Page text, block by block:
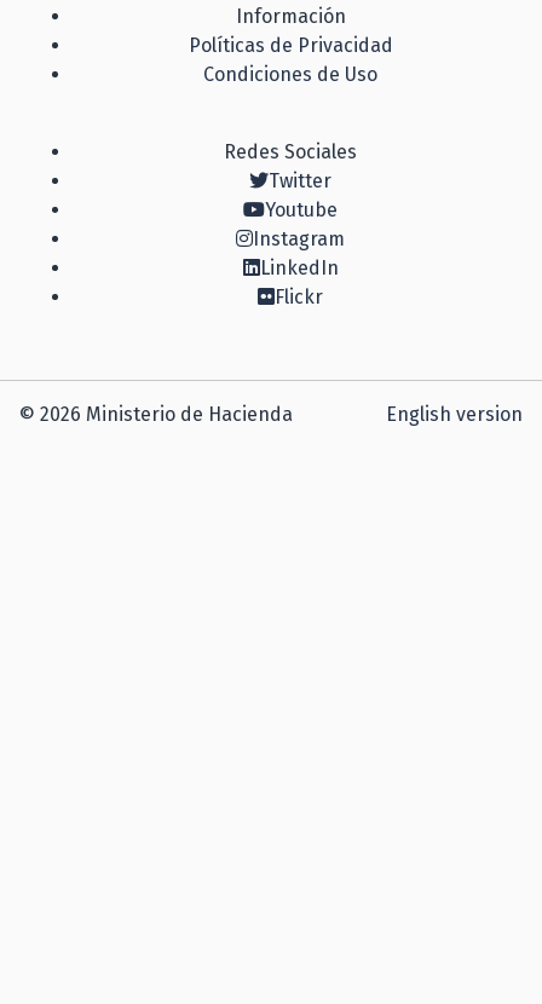
Información
Políticas de Privacidad
Condiciones de Uso
Redes Sociales
Twitter
Youtube
Instagram
LinkedIn
Flickr
© 2026 Ministerio de Hacienda English version